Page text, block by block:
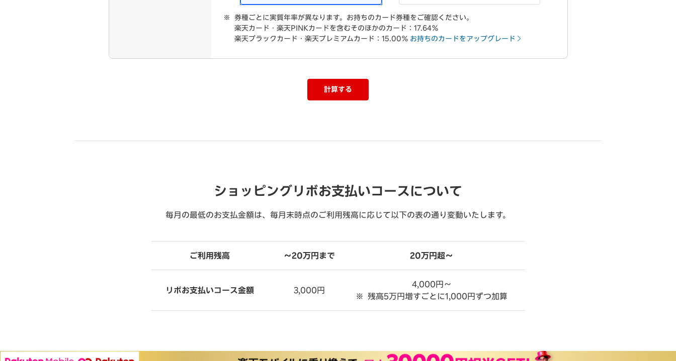
券種ごとに実質年率が異なります。お持ちのカード券種をご確認ください。
楽天カード・楽天PINKカードを含むそのほかのカード：17.64％
楽天ブラックカード・楽天プレミアムカード：15.00％ お持ちのカードをアップグレード
計算する
ショッピングリボお支払いコースについて
毎月の最低のお支払金額は、毎月末時点のご利用残高に応じて以下の表の通り変動いたします。
ご利用残高 ～20万円まで 20万円超～
リボお支払いコース金額 3,000円
4,000円～
残高5万円増すごとに1,000円ずつ加算